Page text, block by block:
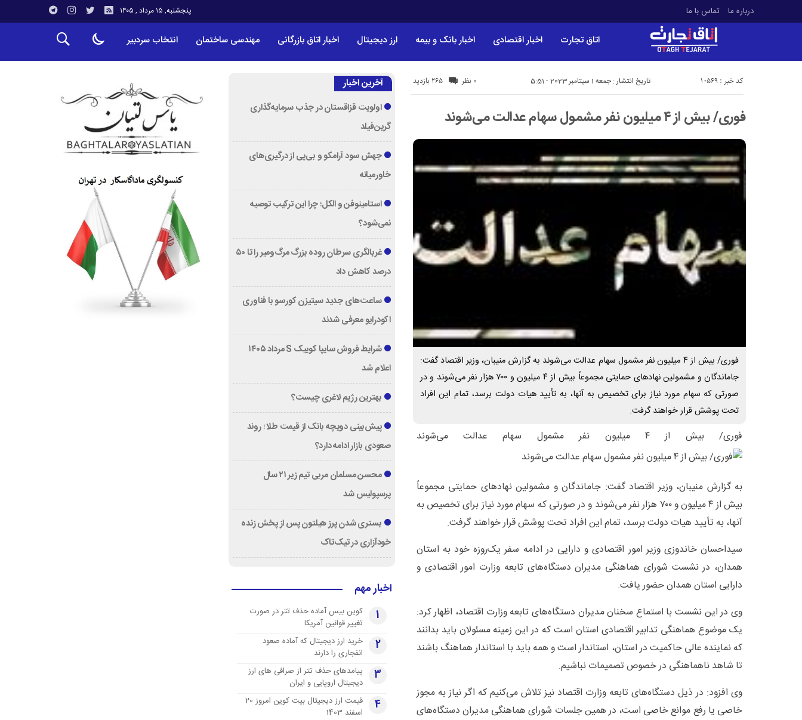
درباره ما تماس با ما پنجشنبه, ۱۵ مرداد , ۱۴۰۵
اتاق تجارت اخبار اقتصادی اخبار بانک و بیمه ارز دیجیتال اخبار اتاق بازرگانی مهندسی ساختمان انتخاب سردبیر
تاریخ انتشار : جمعه 1 سپتامبر 2023 - 5:51 265 بازدید کد خبر : 10569 0 نظر
فوری/ بیش از ۴ میلیون نفر مشمول سهام عدالت می‌شوند
فوری/ بیش از ۴ میلیون نفر مشمول سهام عدالت می‌شوند به گزارش منیبان، وزیر اقتصاد گفت:
جاماندگان و مشمولین نهاد‌های حمایتی مجموعاً بیش از ۴ میلیون و ۷۰۰ هزار نفر می‌شوند و در
صورتی که سهام مورد نیاز برای تخصیص به آنها، به تأیید هیات دولت برسد، تمام این افراد
تحت پوشش قرار خواهند گرفت.
فوری/ بیش از ۴ میلیون نفر مشمول سهام عدالت می‌شوند
به گزارش منیبان، وزیر اقتصاد گفت: جاماندگان و مشمولین نهاد‌های حمایتی مجموعاً
بیش از ۴ میلیون و ۷۰۰ هزار نفر می‌شوند و در صورتی که سهام مورد نیاز برای تخصیص به
آنها، به تأیید هیات دولت برسد، تمام این افراد تحت پوشش قرار خواهند گرفت.
سیداحسان خاندوزی وزیر امور اقتصادی و دارایی در ادامه سفر یک‌روزه خود به استان
همدان، در نشست شورای هماهنگی مدیران دستگاه‌های تابعه وزارت امور اقتصادی و
دارایی استان همدان حضور یافت.
وی در این نشست با استماع سخنان مدیران دستگاه‌های تابعه وزارت اقتصاد، اظهار کرد:
یک موضوع هماهنگی تدابیر اقتصادی استان است که در این زمینه مسئولان باید بدانند
که نماینده عالی حاکمیت در استان، استاندار است و همه باید با استاندار هماهنگ باشند
تا شاهد ناهماهنگی در خصوص تصمیمات نباشیم.
وی افزود: در ذیل دستگاه‌های تابعه وزارت اقتصاد نیز تلاش می‌کنیم که اگر نیاز به مجوز
خاصی یا رفع موانع خاصی است، در همین جلسات شورای هماهنگی مدیران دستگاه‌های
آخرین اخبار
اولویت قزاقستان در جذب سرمایه‌گذاری
گرین‌فیلد
جهش سود آرامکو و بی‌پی از درگیری‌های
خاورمیانه
استامینوفن و الکل؛ چرا این ترکیب توصیه
نمی‌شود؟
غربالگری سرطان روده بزرگ مرگ‌ومیر را تا ۵۰
درصد کاهش داد
ساعت‌های جدید سیتیزن کورسو با فناوری
اکودرایو معرفی شدند
شرایط فروش سایپا کوییک S مرداد ۱۴۰۵
اعلام شد
بهترین رژیم لاغری چیست؟
پیش‌بینی دویچه‌ بانک از قیمت طلا ؛ روند
صعودی بازار ادامه دارد؟
محسن مسلمان مربی تیم زیر ۲۱ سال
پرسپولیس شد
بستری شدن پرز هیلتون پس از پخش زنده
خودآزاری در تیک‌تاک
اخبار مهم
1
کوین بیس آماده حذف تتر در صورت
تغییر قوانین آمریکا
2
خرید ارز دیجیتال که آماده صعود
انفجاری را دارند
3
پیامدهای حذف تتر از صرافی های ارز
دیجیتال اروپایی و ایران
4
قیمت ارز دیجیتال بیت کوین امروز 20
اسفند 1403